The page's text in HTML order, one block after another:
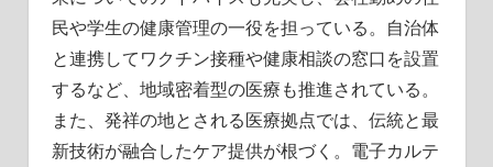
民や学生の健康管理の一役を担っている。自治体
と連携してワクチン接種や健康相談の窓口を設置
するなど、地域密着型の医療も推進されている。
また、発祥の地とされる医療拠点では、伝統と最
新技術が融合したケア提供が根づく。電子カルテ